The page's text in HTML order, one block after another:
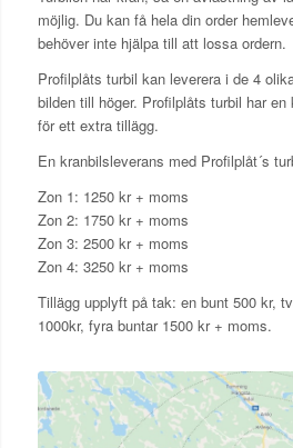
möjlig. Du kan få hela din order
behöver inte hjälpa till att lossa ordern.
Profilplåts turbil kan leverera i de 4
bilden till höger. Profilplåts turbil har
för ett extra tillägg.
En kranbilsleverans med Profilplåt´s
Zon 1: 1250 kr + moms
Zon 2: 1750 kr + moms
Zon 3: 2500 kr + moms
Zon 4: 3250 kr + moms
Tillägg upplyft på tak: en bunt 500 kr,
1000kr, fyra buntar 1500 kr + moms.